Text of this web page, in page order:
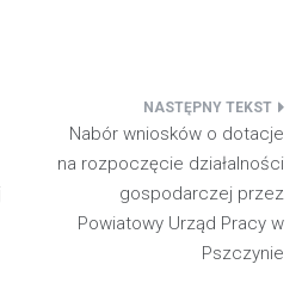
Nabór wniosków o dotacje
na rozpoczęcie działalności
gospodarczej przez
Powiatowy Urząd Pracy w
Pszczynie